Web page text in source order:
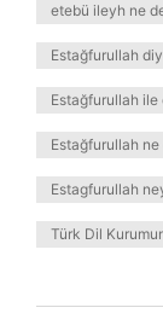
etebü ileyh ne
Estağfurullah
Estağfurullah ile
Estağfurullah
Estagfurullah
Türk Dil